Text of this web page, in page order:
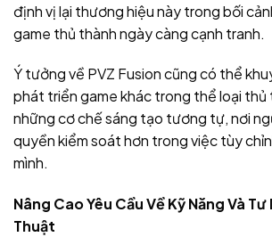
định vị lại thương hiệu này trong bối
game thủ thành ngày càng cạnh tranh.
Ý tưởng về PVZ Fusion cũng có thể
phát triển game khác trong thể loại thủ
những cơ chế sáng tạo tương tự, nơi
quyền kiểm soát hơn trong việc tùy
mình.
Nâng Cao Yêu Cầu Về Kỹ Năng Và
Thuật